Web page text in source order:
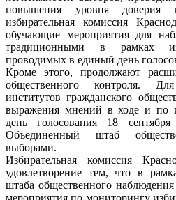
повышения уровня доверия
избирательная комиссия
обучающие мероприятия для
традиционными в рамках
проводимых в единый день
Кроме этого, продолжают
общественного контроля.
институтов гражданского
выражения мнений в ходе и по
день голосования 18
Объединенный штаб
выборами.
Избирательная комиссия
удовлетворение тем, что в
штаба общественного
мероприятия по мониторингу